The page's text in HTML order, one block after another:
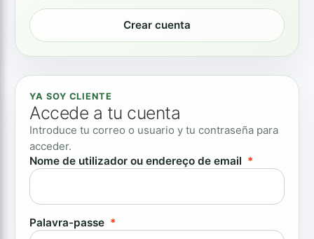
Crear cuenta
YA SOY CLIENTE
Accede a tu cuenta
Introduce tu correo o usuario y tu contraseña para
acceder.
Nome de utilizador ou endereço de email *
Palavra-passe *